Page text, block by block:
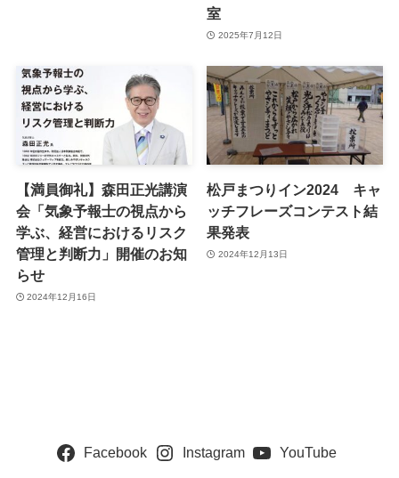
室
2025年7月12日
【満員御礼】森田正光講演
会「気象予報士の視点から
学ぶ、経営におけるリスク
管理と判断力」開催のお知
らせ
2024年12月16日
松戸まつりイン2024 キャ
ッチフレーズコンテスト結
果発表
2024年12月13日
Facebook Instagram YouTube